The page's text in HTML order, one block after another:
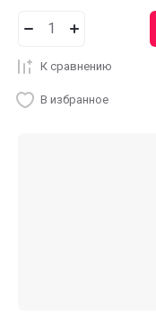
К сравнению
В избранное